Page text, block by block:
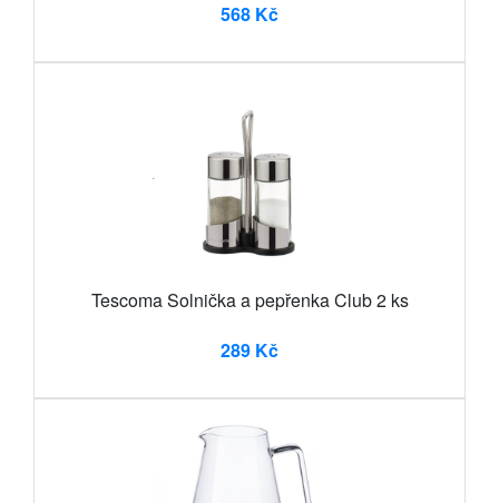
568 Kč
Tescoma Solnička a pepřenka Club 2 ks
289 Kč